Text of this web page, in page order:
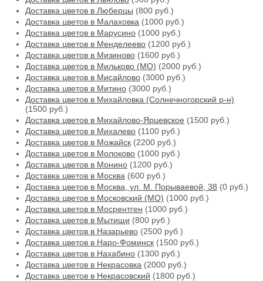
Доставка цветов в Люберцы (800 руб.)
Доставка цветов в Малаховка (1000 руб.)
Доставка цветов в Марусино (1000 руб.)
Доставка цветов в Менделеево (1200 руб.)
Доставка цветов в Мизиново (1600 руб.)
Доставка цветов в Мильково (МО) (2000 руб.)
Доставка цветов в Мисайлово (3000 руб.)
Доставка цветов в Митино (3000 руб.)
Доставка цветов в Михайловка (Солнечногорский р-н)
(1500 руб.)
Доставка цветов в Михайлово-Ярцевское (1500 руб.)
Доставка цветов в Михалево (1100 руб.)
Доставка цветов в Можайск (2200 руб.)
Доставка цветов в Молоково (1000 руб.)
Доставка цветов в Монино (1200 руб.)
Доставка цветов в Москва (600 руб.)
Доставка цветов в Москва, ул. М. Порываевой, 38 (0 руб.)
Доставка цветов в Московский (МО) (1000 руб.)
Доставка цветов в Мосрентген (1000 руб.)
Доставка цветов в Мытищи (800 руб.)
Доставка цветов в Назарьево (2500 руб.)
Доставка цветов в Наро-Фоминск (1500 руб.)
Доставка цветов в Нахабино (1300 руб.)
Доставка цветов в Некрасовка (2000 руб.)
Доставка цветов в Некрасовский (1800 руб.)